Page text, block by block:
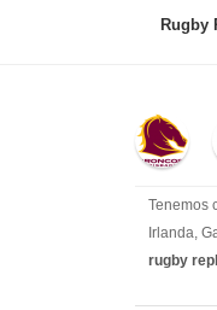
Rugby
Tenemos
Irlanda,
rugby